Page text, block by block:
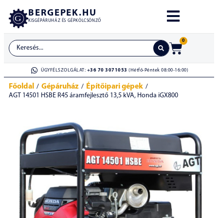
BERGEPEK.HU
KISGÉPÁRUHÁZ ÉS GÉPKÖLCSÖNZŐ
0
ÜGYFÉLSZOLGÁLAT: +36 70 3071053 (Hétfő-Péntek 08:00-16:00)
Főoldal / Gépáruház / Építőipari gépek /
AGT 14501 HSBE R45 áramfejlesztő 13,5 kVA, Honda iGX800